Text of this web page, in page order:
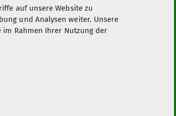
auf unsere Website zu
und Analysen weiter. Unsere
Rahmen Ihrer Nutzung der